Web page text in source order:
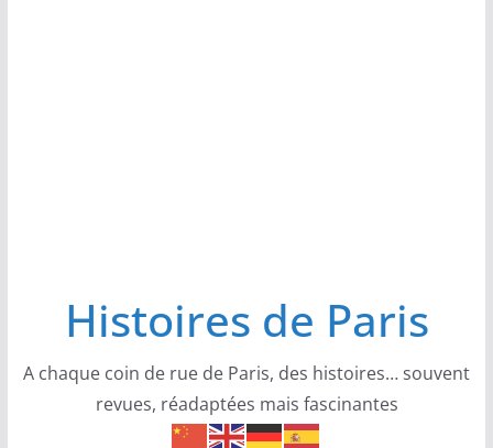
Histoires de Paris
A chaque coin de rue de Paris, des histoires… souvent
revues, réadaptées mais fascinantes